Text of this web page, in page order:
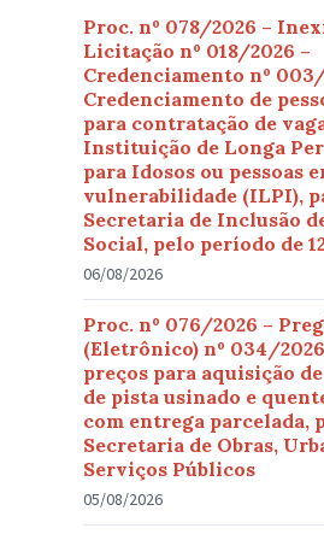
Proc. nº 078/2026 –
Licitação nº 018/2026 –
Credenciamento nº
Credenciamento de
para contratação de
Instituição de Longa
para Idosos ou pessoas
vulnerabilidade (ILPI),
Secretaria de Inclusão
Social, pelo período de
06/08/2026
Proc. nº 076/2026 –
(Eletrônico) nº 034/
preços para aquisição
de pista usinado e
com entrega parcelada,
Secretaria de Obras,
Serviços Públicos
05/08/2026